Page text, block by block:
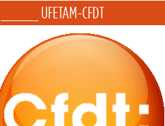
_____ UFETAM-CFDT